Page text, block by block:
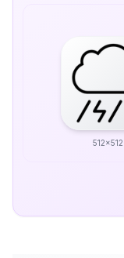
512x512